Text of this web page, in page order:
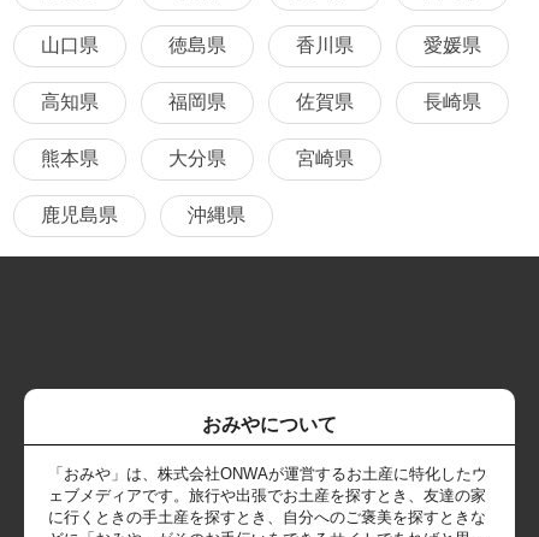
山口県 徳島県 香川県 愛媛県
高知県 福岡県 佐賀県 長崎県
熊本県 大分県 宮崎県
鹿児島県 沖縄県
おみやについて
「おみや」は、株式会社ONWAが運営するお土産に特化したウ
ェブメディアです。旅行や出張でお土産を探すとき、友達の家
に行くときの手土産を探すとき、自分へのご褒美を探すときな